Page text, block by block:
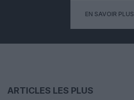
EN SAVOIR PLUS
ARTICLES LES PLUS